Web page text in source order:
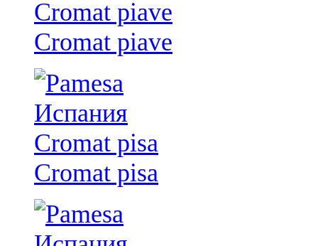
Cromat piave
Cromat pisa